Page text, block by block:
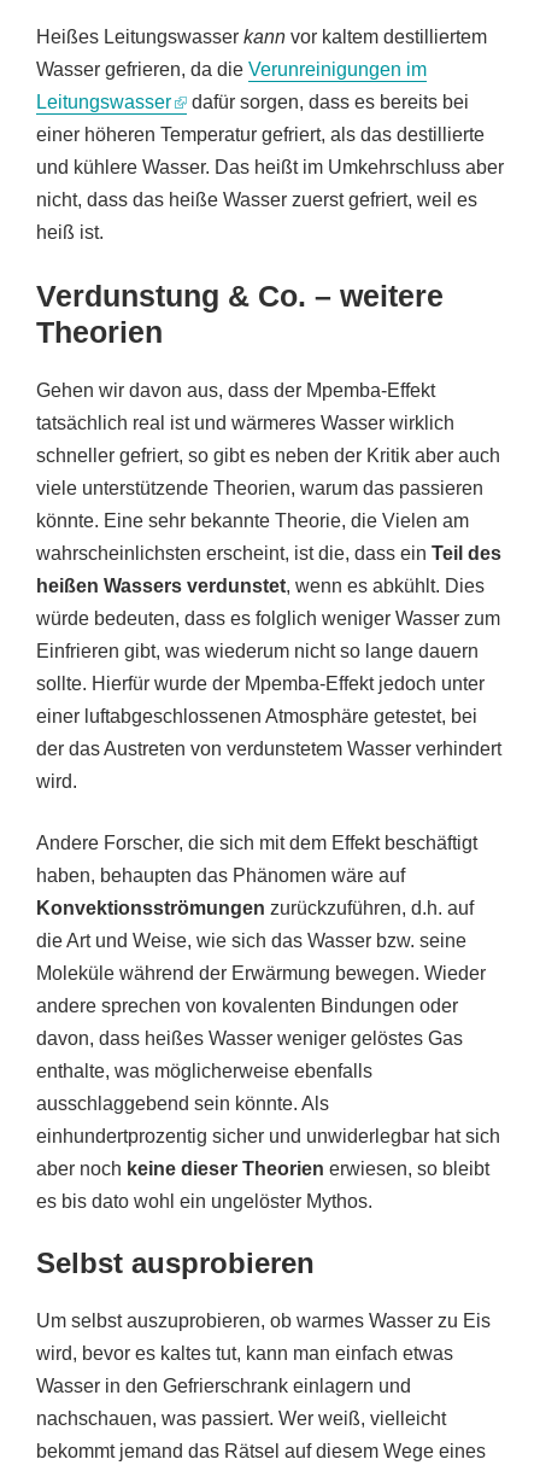
Heißes Leitungswasser kann vor kaltem destilliertem
Wasser gefrieren, da die Verunreinigungen im
Leitungswasser
dafür sorgen, dass es bereits bei
einer höheren Temperatur gefriert, als das destillierte
und kühlere Wasser. Das heißt im Umkehrschluss aber
nicht, dass das heiße Wasser zuerst gefriert, weil es
heiß ist.
Verdunstung & Co. – weitere
Theorien
Gehen wir davon aus, dass der Mpemba-Effekt
tatsächlich real ist und wärmeres Wasser wirklich
schneller gefriert, so gibt es neben der Kritik aber auch
viele unterstützende Theorien, warum das passieren
könnte. Eine sehr bekannte Theorie, die Vielen am
wahrscheinlichsten erscheint, ist die, dass ein Teil des
heißen Wassers verdunstet, wenn es abkühlt. Dies
würde bedeuten, dass es folglich weniger Wasser zum
Einfrieren gibt, was wiederum nicht so lange dauern
sollte. Hierfür wurde der Mpemba-Effekt jedoch unter
einer luftabgeschlossenen Atmosphäre getestet, bei
der das Austreten von verdunstetem Wasser verhindert
wird.
Andere Forscher, die sich mit dem Effekt beschäftigt
haben, behaupten das Phänomen wäre auf
Konvektionsströmungen zurückzuführen, d.h. auf
die Art und Weise, wie sich das Wasser bzw. seine
Moleküle während der Erwärmung bewegen. Wieder
andere sprechen von kovalenten Bindungen oder
davon, dass heißes Wasser weniger gelöstes Gas
enthalte, was möglicherweise ebenfalls
ausschlaggebend sein könnte. Als
einhundertprozentig sicher und unwiderlegbar hat sich
aber noch keine dieser Theorien erwiesen, so bleibt
es bis dato wohl ein ungelöster Mythos.
Selbst ausprobieren
Um selbst auszuprobieren, ob warmes Wasser zu Eis
wird, bevor es kaltes tut, kann man einfach etwas
Wasser in den Gefrierschrank einlagern und
nachschauen, was passiert. Wer weiß, vielleicht
bekommt jemand das Rätsel auf diesem Wege eines